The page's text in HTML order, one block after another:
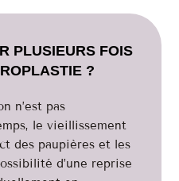
PLUSIEURS FOIS
?
n’est pas
le vieillissement
des paupières et les
d’une reprise